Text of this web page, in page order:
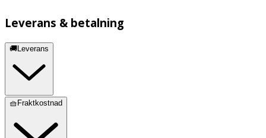
Leverans & betalning
🚚Leverans
🧺Fraktkostnad